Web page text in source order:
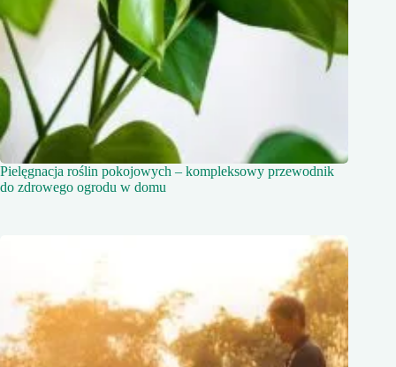
Pielęgnacja roślin pokojowych – kompleksowy przewodnik
do zdrowego ogrodu w domu